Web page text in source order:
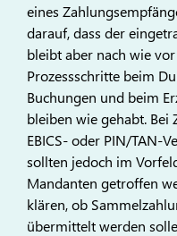
eines
darauf, dass der
bleibt aber nach wie
Prozessschritte beim
Buchungen und beim
bleiben wie gehabt.
EBICS- oder PIN/TAN-
sollten jedoch im
Mandanten getroffen
klären, ob
übermittelt werden